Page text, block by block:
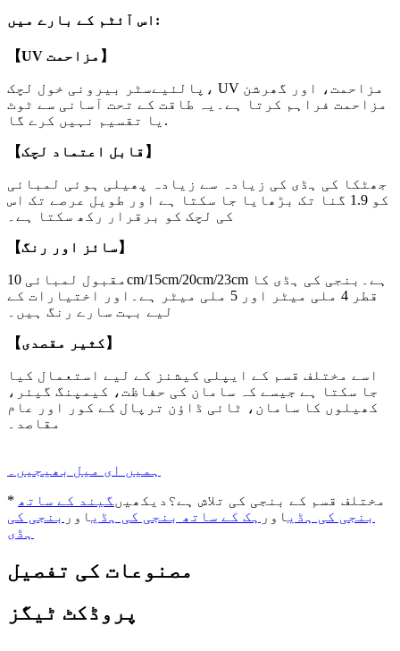
اس آئٹم کے بارے میں:
【UV مزاحمت】
پالئیےسٹر بیرونی خول لچک، UV مزاحمت، اور گھرشن
مزاحمت فراہم کرتا ہے۔یہ طاقت کے تحت آسانی سے ٹوٹ
یا تقسیم نہیں کرے گا.
【قابل اعتماد لچک】
جھٹکا کی ہڈی کی زیادہ سے زیادہ پھیلی ہوئی لمبائی
کو 1.9 گنا تک بڑھایا جا سکتا ہے اور طویل عرصے تک اس
کی لچک کو برقرار رکھ سکتا ہے۔
【سائز اور رنگ】
مقبول لمبائی 10cm/15cm/20cm/23cm ہے۔بنجی کی ہڈی کا
قطر 4 ملی میٹر اور 5 ملی میٹر ہے۔اور اختیارات کے
لیے بہت سارے رنگ ہیں۔
【کثیر مقصدی】
اسے مختلف قسم کے ایپلی کیشنز کے لیے استعمال کیا
جا سکتا ہے جیسے کہ سامان کی حفاظت، کیمپنگ گیئر،
کھیلوں کا سامان، ٹائی ڈاؤن ترپال کے کور اور عام
مقاصد۔
ہمیں ای میل بھیجیں۔
* مختلف قسم کے بنجی کی تلاش ہے؟دیکھیں گیند کے ساتھ
بنجی کی ہڈی اور ہک کے ساتھ بنجی کی ہڈی اور بنجی کی
ہڈی
مصنوعات کی تفصیل
پروڈکٹ ٹیگز